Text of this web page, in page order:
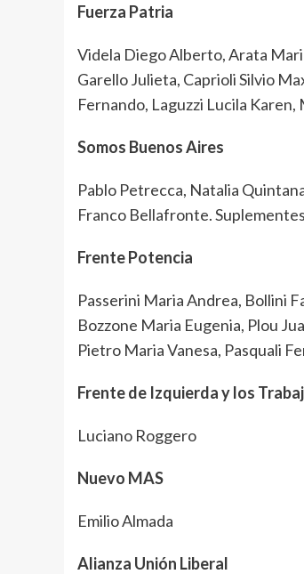
Fuerza Patria
Videla Diego Alberto, Arata
Garello Julieta, Caprioli Silvio
Fernando, Laguzzi Lucila Karen,
Somos Buenos Aires
Pablo Petrecca, Natalia
Franco Bellafronte.
Frente Potencia
Passerini Maria Andrea, Bollini
Bozzone Maria Eugenia, Plou
Pietro Maria Vanesa, Pasquali
Frente de Izquierda y los
Luciano Roggero
Nuevo MAS
Emilio Almada
Alianza Unión Liberal